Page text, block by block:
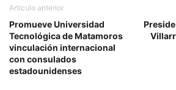
Artículo anterior
Promueve Universidad
Tecnológica de Matamoros
vinculación internacional
con consulados
estadounidenses